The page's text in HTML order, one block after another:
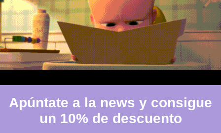
Apúntate a la news y consigue
un 10% de descuento